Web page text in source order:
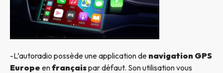
-L’autoradio possède une application de navigation GPS
Europe enfrançaispar défaut. Son utilisation vous